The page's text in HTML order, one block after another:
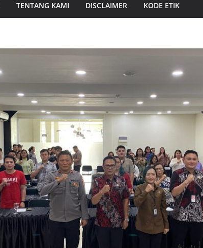
TENTANG KAMI DISCLAIMER KODE ETIK